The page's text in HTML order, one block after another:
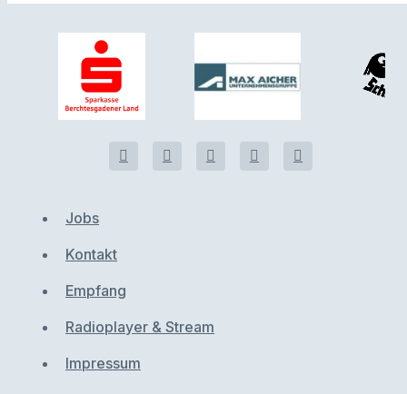
Jobs
Kontakt
Empfang
Radioplayer & Stream
Impressum